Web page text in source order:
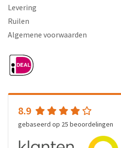
Levering
Ruilen
Algemene voorwaarden
8.9
gebaseerd op 25 beoordelingen